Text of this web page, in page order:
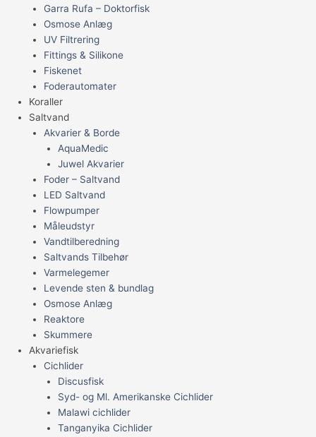
Garra Rufa – Doktorfisk
Osmose Anlæg
UV Filtrering
Fittings & Silikone
Fiskenet
Foderautomater
Koraller
Saltvand
Akvarier & Borde
AquaMedic
Juwel Akvarier
Foder – Saltvand
LED Saltvand
Flowpumper
Måleudstyr
Vandtilberedning
Saltvands Tilbehør
Varmelegemer
Levende sten & bundlag
Osmose Anlæg
Reaktore
Skummere
Akvariefisk
Cichlider
Discusfisk
Syd- og Ml. Amerikanske Cichlider
Malawi cichlider
Tanganyika Cichlider